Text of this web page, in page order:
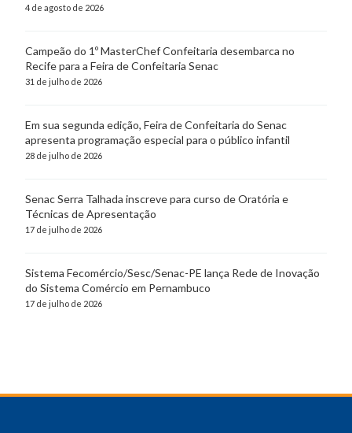
4 de agosto de 2026
Campeão do 1º MasterChef Confeitaria desembarca no
Recife para a Feira de Confeitaria Senac
31 de julho de 2026
Em sua segunda edição, Feira de Confeitaria do Senac
apresenta programação especial para o público infantil
28 de julho de 2026
Senac Serra Talhada inscreve para curso de Oratória e
Técnicas de Apresentação
17 de julho de 2026
Sistema Fecomércio/Sesc/Senac-PE lança Rede de Inovação
do Sistema Comércio em Pernambuco
17 de julho de 2026